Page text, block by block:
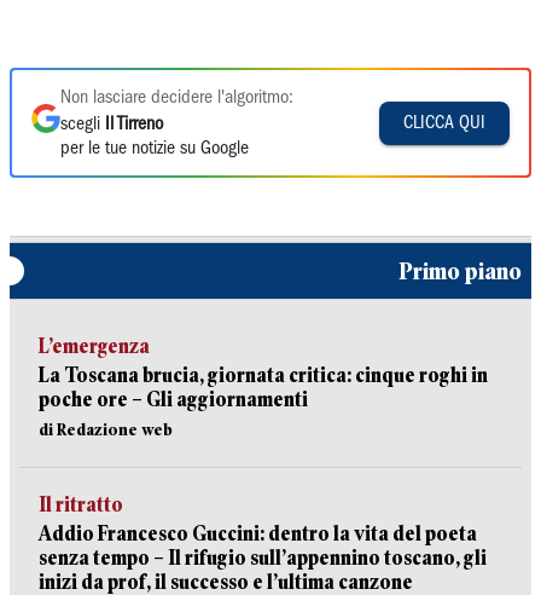
Non lasciare decidere l'algoritmo:
scegli
Il Tirreno
per le tue notizie su Google
CLICCA QUI
Primo piano
L’emergenza
La Toscana brucia, giornata critica: cinque roghi in
poche ore – Gli aggiornamenti
di Redazione web
Il ritratto
Addio Francesco Guccini: dentro la vita del poeta
senza tempo – Il rifugio sull’appennino toscano, gli
inizi da prof, il successo e l’ultima canzone